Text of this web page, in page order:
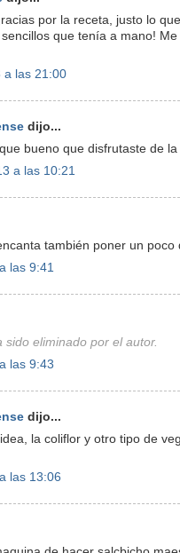
por la receta, justo lo
que tenía a mano!
a las 21:00
dijo...
bueno que disfrutaste de
a las 10:21
también poner un poco
las 9:41
sido eliminado por el autor.
las 9:43
dijo...
la coliflor y otro tipo de
las 13:06